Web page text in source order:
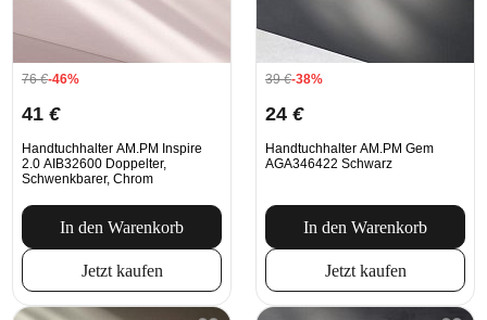
76€-46%
41 €
Handtuchhalter AM.PM Inspire
2.0 AIB32600 Doppelter,
Schwenkbarer, Chrom
In den Warenkorb
Jetzt kaufen
39€-38%
24 €
Handtuchhalter AM.PM Gem
AGA346422 Schwarz
In den Warenkorb
Jetzt kaufen